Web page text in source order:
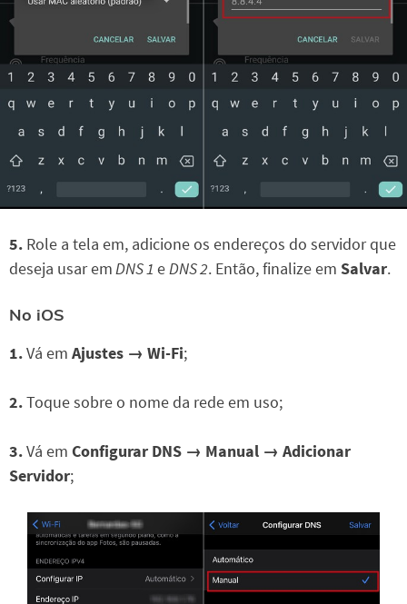
5. Role a tela em, adicione os endereços do servidor que
deseja usar emDNS 1 eDNS 2. Então, finalize em Salvar.
No iOS
1.Vá em Ajustes → Wi-Fi;
2.Toque sobre o nome da rede em uso;
3.Vá em Configurar DNS → Manual → Adicionar
Servidor;